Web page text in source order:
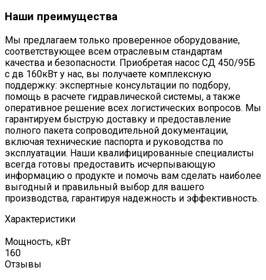
Наши преимущества
Мы предлагаем только проверенное оборудование,
соответствующее всем отраслевым стандартам
качества и безопасности. Приобретая насос СД 450/95Б
с дв 160кВт у нас, вы получаете комплексную
поддержку: экспертные консультации по подбору,
помощь в расчете гидравлической системы, а также
оперативное решение всех логистических вопросов. Мы
гарантируем быструю доставку и предоставление
полного пакета сопроводительной документации,
включая технические паспорта и руководства по
эксплуатации. Наши квалифицированные специалисты
всегда готовы предоставить исчерпывающую
информацию о продукте и помочь вам сделать наиболее
выгодный и правильный выбор для вашего
производства, гарантируя надежность и эффективность.
Характеристики
Мощность, кВт
160
Отзывы